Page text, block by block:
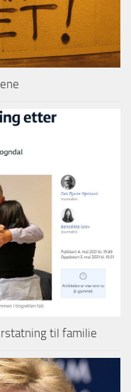
til familie